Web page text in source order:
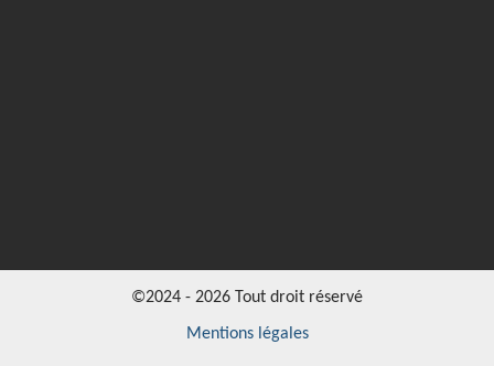
©2024 - 2026 Tout droit réservé
Mentions légales